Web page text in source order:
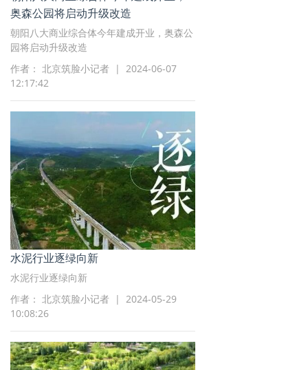
奥森公园将启动升级改造
朝阳八大商业综合体今年建成开业，奥森公
园将启动升级改造
作者： 北京筑脸小记者 | 2024-06-07
12:17:42
水泥行业逐绿向新
水泥行业逐绿向新
作者： 北京筑脸小记者 | 2024-05-29
10:08:26